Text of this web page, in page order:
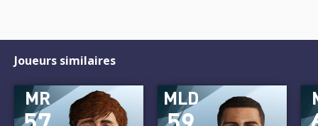
Joueurs similaires
MR MLD